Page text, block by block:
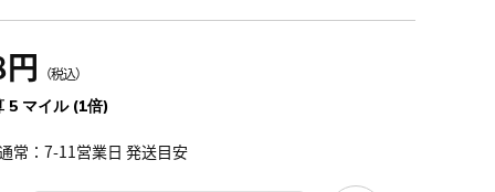
（税込）
5 マイル (1倍)
常：7-11営業日 発送目安